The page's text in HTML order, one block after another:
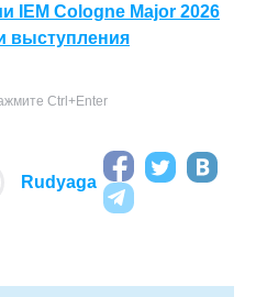
IEM Cologne Major 2026
выступления
Ctrl+Enter
Rudyaga